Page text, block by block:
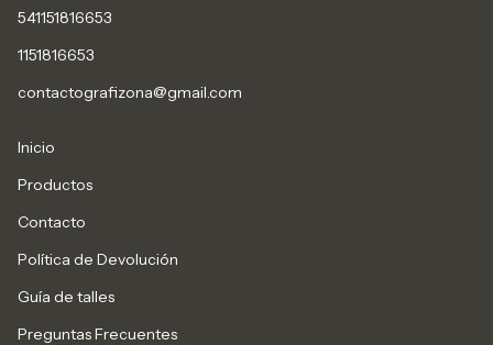
541151816653
1151816653
contactografizona@gmail.com
Inicio
Productos
Contacto
Política de Devolución
Guía de talles
Preguntas Frecuentes